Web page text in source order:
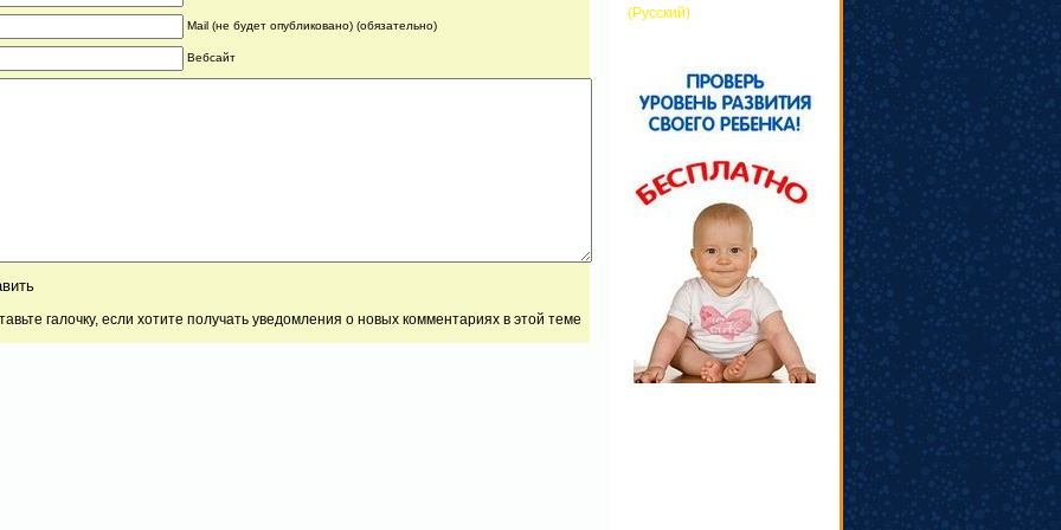
Mail (не будет опубликовано) (обязательно)
Вебсайт
галочку, если хотите получать уведомления о новых комментариях в этой теме
(Русский)